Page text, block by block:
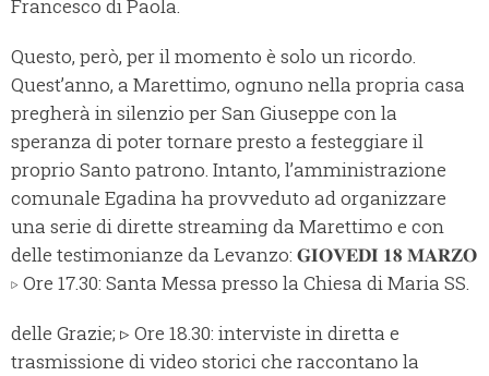
Francesco di Paola.
Questo, però, per il momento è solo un ricordo.
Quest’anno, a Marettimo, ognuno nella propria casa
pregherà in silenzio per San Giuseppe con la
speranza di poter tornare presto a festeggiare il
proprio Santo patrono. Intanto, l’amministrazione
comunale Egadina ha provveduto ad organizzare
una serie di dirette streaming da Marettimo e con
delle testimonianze da Levanzo: 𝐆𝐈𝐎𝐕𝐄𝐃𝐈̀ 𝟏𝟖 𝐌𝐀𝐑𝐙𝐎
▹ Ore 17.30: Santa Messa presso la Chiesa di Maria SS.
delle Grazie; ▹ Ore 18.30: interviste in diretta e
trasmissione di video storici che raccontano la